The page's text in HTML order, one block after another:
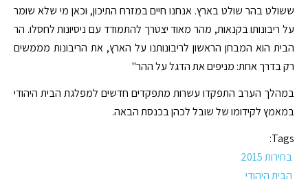
ששולט בהר שולט בארץ. אנחנו חיים במזרח התיכון, וכאן מי שלא שומר
על ריבונותו בקנאות, מהר מאוד יצטרך להתמודד עם ניסיונות לחסלו. הר
הבית הוא המבחן הראשון לריבונותנו על הארץ, את הריבונות מממשים
רק בדרך אחת: מניפים את הדגל על ההר"
במהלך הערב התפקדו עשרות מתפקדים חדשים למפלגת הבית היהודי
במאמץ לקידומו של שובל לכהן בכנסת הבאה.
Tags:
בחירות 2015
הבית היהודי